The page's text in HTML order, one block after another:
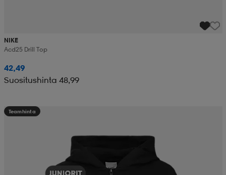
NIKE
Acd25 Drill Top
42,49
Suositushinta 48,99
Teamhinta